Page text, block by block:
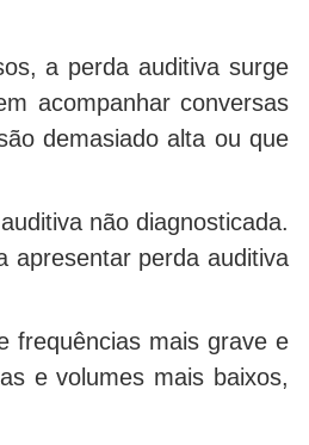
a perda auditiva surge
acompanhar conversas
demasiado alta ou que
não diagnosticada.
apresentar perda auditiva
frequências mais grave e
e volumes mais baixos,